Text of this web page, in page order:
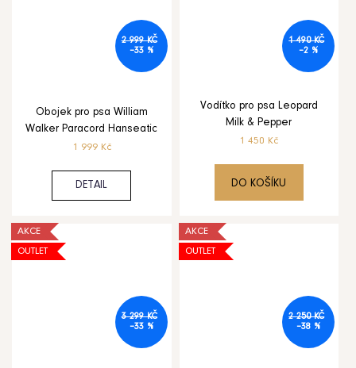
2 999 KČ
–33 %
Obojek pro psa William
Walker Paracord Hanseatic
1 999 Kč
DETAIL
1 490 KČ
–2 %
Vodítko pro psa Leopard
Milk & Pepper
1 450 Kč
DO KOŠÍKU
AKCE
OUTLET
3 299 KČ
–33 %
AKCE
OUTLET
2 250 KČ
–38 %